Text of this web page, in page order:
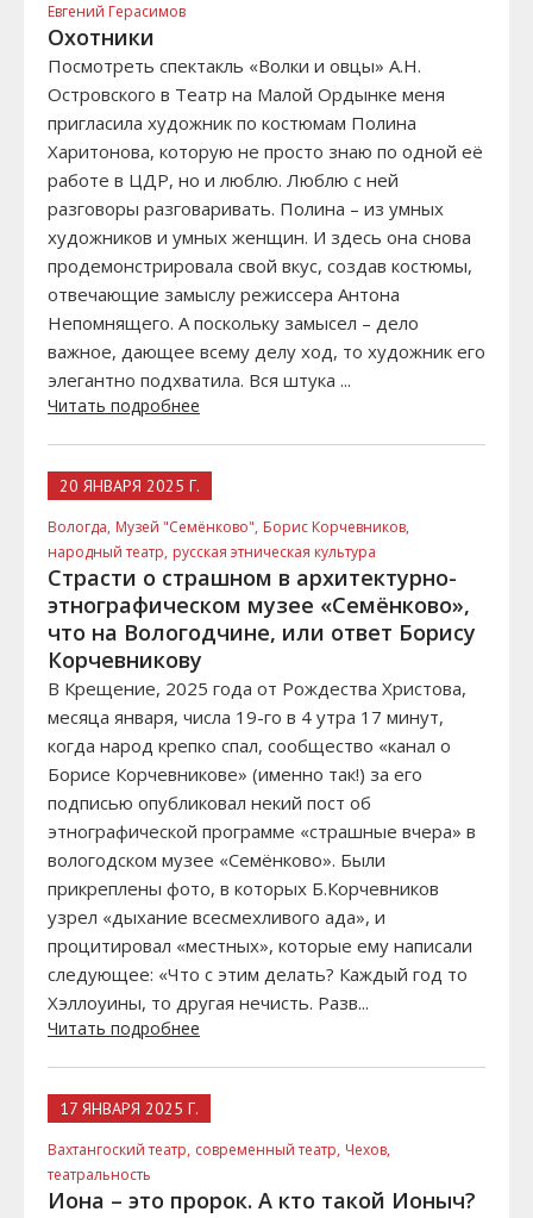
Евгений Герасимов
Охотники
Посмотреть спектакль «Волки и овцы» А.Н.
Островского в Театр на Малой Ордынке меня
пригласила художник по костюмам Полина
Харитонова, которую не просто знаю по одной её
работе в ЦДР, но и люблю. Люблю с ней
разговоры разговаривать. Полина – из умных
художников и умных женщин. И здесь она снова
продемонстрировала свой вкус, создав костюмы,
отвечающие замыслу режиссера Антона
Непомнящего. А поскольку замысел – дело
важное, дающее всему делу ход, то художник его
элегантно подхватила. Вся штука ...
Читать подробнее
20 ЯНВАРЯ 2025 Г.
Вологда, Музей "Семёнково", Борис Корчевников,
народный театр, русская этническая культура
Страсти о страшном в архитектурно-
этнографическом музее «Семёнково»,
что на Вологодчине, или ответ Борису
Корчевникову
В Крещение, 2025 года от Рождества Христова,
месяца января, числа 19-го в 4 утра 17 минут,
когда народ крепко спал, сообщество «канал о
Борисе Корчевникове» (именно так!) за его
подписью опубликовал некий пост об
этнографической программе «страшные вчера» в
вологодском музее «Семёнково». Были
прикреплены фото, в которых Б.Корчевников
узрел «дыхание всесмехливого ада», и
процитировал «местных», которые ему написали
следующее: «Что с этим делать? Каждый год то
Хэллоуины, то другая нечисть. Разв...
Читать подробнее
17 ЯНВАРЯ 2025 Г.
Вахтангоский театр, современный театр, Чехов,
театральность
Иона – это пророк. А кто такой Ионыч?